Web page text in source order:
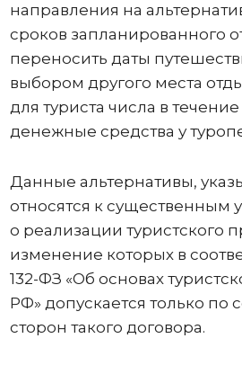
направления на
сроков запланированного
переносить даты
выбором другого места
для туриста числа в
денежные средства у
Данные альтернативы,
относятся к существенным
о реализации туристского
изменение которых в
132-ФЗ «Об основах
РФ» допускается только по
сторон такого договора.